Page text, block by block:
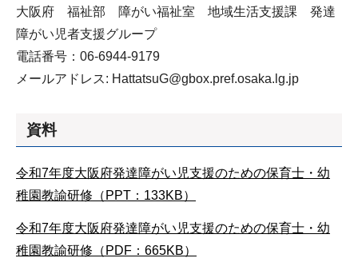
大阪府 福祉部 障がい福祉室 地域生活支援課 発達
障がい児者支援グループ
電話番号：06-6944-9179
メールアドレス: HattatsuG@gbox.pref.osaka.lg.jp
資料
令和7年度大阪府発達障がい児支援のための保育士・幼
稚園教諭研修（PPT：133KB）
令和7年度大阪府発達障がい児支援のための保育士・幼
稚園教諭研修（PDF：665KB）